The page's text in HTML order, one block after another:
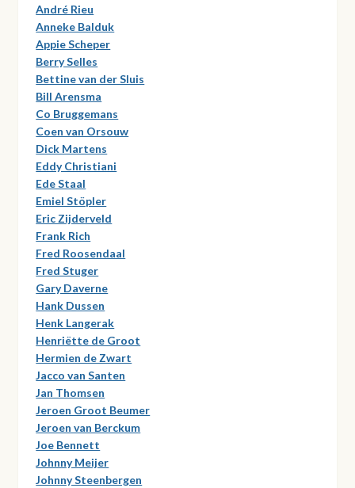
André Rieu
Anneke Balduk
Appie Scheper
Berry Selles
Bettine van der Sluis
Bill Arensma
Co Bruggemans
Coen van Orsouw
Dick Martens
Eddy Christiani
Ede Staal
Emiel Stöpler
Eric Zijderveld
Frank Rich
Fred Roosendaal
Fred Stuger
Gary Daverne
Hank Dussen
Henk Langerak
Henriëtte de Groot
Hermien de Zwart
Jacco van Santen
Jan Thomsen
Jeroen Groot Beumer
Jeroen van Berckum
Joe Bennett
Johnny Meijer
Johnny Steenbergen